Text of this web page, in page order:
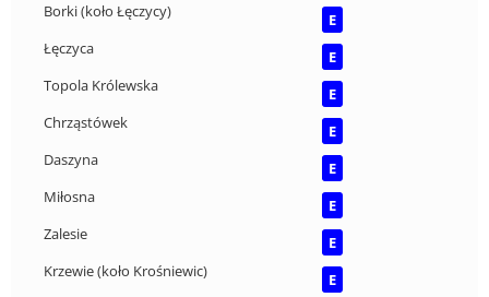
Borki (koło Łęczycy)
E
Łęczyca
E
Topola Królewska
E
Chrząstówek
E
Daszyna
E
Miłosna
E
Zalesie
E
Krzewie (koło Krośniewic)
E